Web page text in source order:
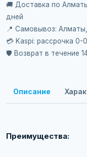
🚚 Доставка по
дней
📍 Самовывоз:
💳 Kaspi: рассрочка 0-
🛡️ Возврат в течение
Описание
Преимущества: